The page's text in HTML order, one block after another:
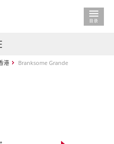
港 Branksome Grande